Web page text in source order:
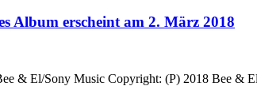
Album erscheint am 2. März 2018
& El/Sony Music Copyright: (P) 2018 Bee &